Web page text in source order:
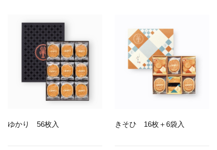
ゆかり 56枚入 きそひ 16枚＋6袋入